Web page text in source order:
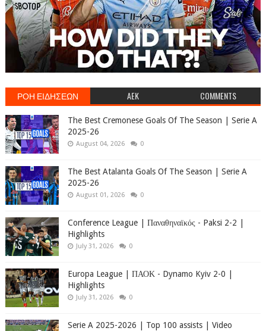
ΡΟΗ ΕΙΔΗΣΕΩΝ AEK COMMENTS
The Best Cremonese Goals Of The Season | Serie A
2025-26
August 04, 2026 0
The Best Atalanta Goals Of The Season | Serie A
2025-26
August 01, 2026 0
Conference League | Παναθηναϊκός - Paksi 2-2 |
Highlights
July 31, 2026 0
Europa League | ΠΑΟΚ - Dynamo Kyiv 2-0 |
Highlights
July 31, 2026 0
Serie A 2025-2026 | Top 100 assists | Video